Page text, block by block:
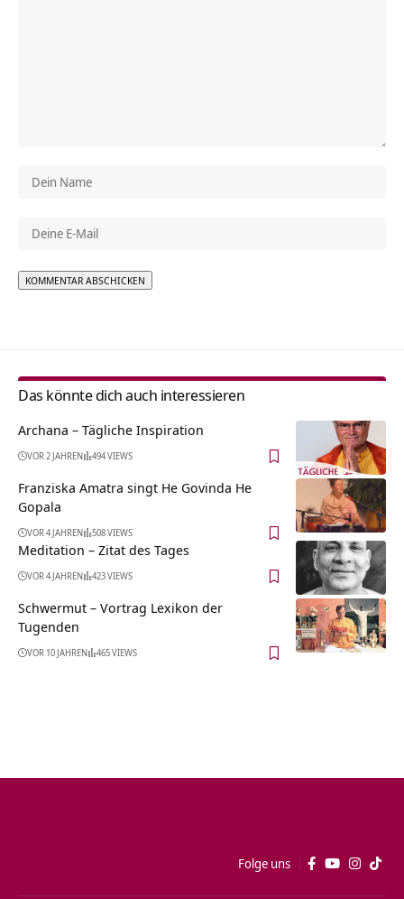
Das könnte dich auch interessieren
Archana – Tägliche Inspiration
VOR 2 JAHREN 494 VIEWS
Franziska Amatra singt He Govinda He
Gopala
VOR 4 JAHREN 508 VIEWS
Meditation – Zitat des Tages
VOR 4 JAHREN 423 VIEWS
Schwermut – Vortrag Lexikon der
Tugenden
VOR 10 JAHREN 465 VIEWS
Folge uns